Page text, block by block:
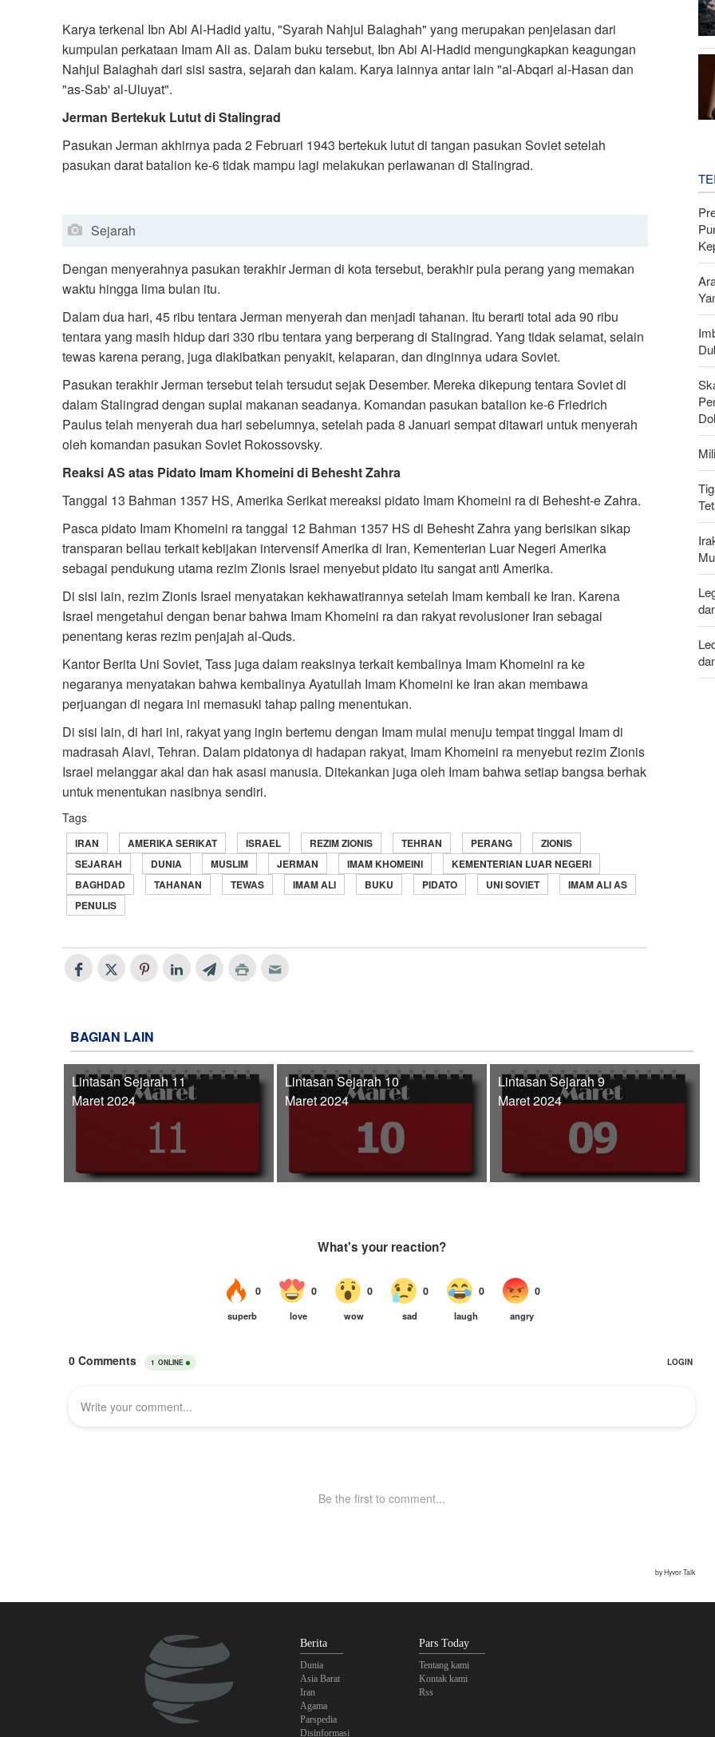
Karya terkenal Ibn Abi Al-Hadid yaitu, "Syarah Nahjul Balaghah" yang merupakan penjelasan dari
kumpulan perkataan Imam Ali as. Dalam buku tersebut, Ibn Abi Al-Hadid mengungkapkan keagungan
Nahjul Balaghah dari sisi sastra, sejarah dan kalam. Karya lainnya antar lain "al-Abqari al-Hasan dan
"as-Sab' al-Uluyat".
Jerman Bertekuk Lutut di Stalingrad
Pasukan Jerman akhirnya pada 2 Februari 1943 bertekuk lutut di tangan pasukan Soviet setelah
pasukan darat batalion ke-6 tidak mampu lagi melakukan perlawanan di Stalingrad.
Sejarah
Dengan menyerahnya pasukan terakhir Jerman di kota tersebut, berakhir pula perang yang memakan
waktu hingga lima bulan itu.
Dalam dua hari, 45 ribu tentara Jerman menyerah dan menjadi tahanan. Itu berarti total ada 90 ribu
tentara yang masih hidup dari 330 ribu tentara yang berperang di Stalingrad. Yang tidak selamat, selain
tewas karena perang, juga diakibatkan penyakit, kelaparan, dan dinginnya udara Soviet.
Pasukan terakhir Jerman tersebut telah tersudut sejak Desember. Mereka dikepung tentara Soviet di
dalam Stalingrad dengan suplai makanan seadanya. Komandan pasukan batalion ke-6 Friedrich
Paulus telah menyerah dua hari sebelumnya, setelah pada 8 Januari sempat ditawari untuk menyerah
oleh komandan pasukan Soviet Rokossovsky.
Reaksi AS atas Pidato Imam Khomeini di Behesht Zahra
Tanggal 13 Bahman 1357 HS, Amerika Serikat mereaksi pidato Imam Khomeini ra di Behesht-e Zahra.
Pasca pidato Imam Khomeini ra tanggal 12 Bahman 1357 HS di Behesht Zahra yang berisikan sikap
transparan beliau terkait kebijakan intervensif Amerika di Iran, Kementerian Luar Negeri Amerika
sebagai pendukung utama rezim Zionis Israel menyebut pidato itu sangat anti Amerika.
Di sisi lain, rezim Zionis Israel menyatakan kekhawatirannya setelah Imam kembali ke Iran. Karena
Israel mengetahui dengan benar bahwa Imam Khomeini ra dan rakyat revolusioner Iran sebagai
penentang keras rezim penjajah al-Quds.
Kantor Berita Uni Soviet, Tass juga dalam reaksinya terkait kembalinya Imam Khomeini ra ke
negaranya menyatakan bahwa kembalinya Ayatullah Imam Khomeini ke Iran akan membawa
perjuangan di negara ini memasuki tahap paling menentukan.
Di sisi lain, di hari ini, rakyat yang ingin bertemu dengan Imam mulai menuju tempat tinggal Imam di
madrasah Alavi, Tehran. Dalam pidatonya di hadapan rakyat, Imam Khomeini ra menyebut rezim Zionis
Israel melanggar akal dan hak asasi manusia. Ditekankan juga oleh Imam bahwa setiap bangsa berhak
untuk menentukan nasibnya sendiri.
Tags
IRAN AMERIKA SERIKAT ISRAEL REZIM ZIONIS TEHRAN PERANG
ZIONIS
SEJARAH
DUNIA MUSLIM JERMAN IMAM KHOMEINI
KEMENTERIAN LUAR NEGERI
BAGHDAD
TAHANAN TEWAS IMAM ALI BUKU PIDATO UNI SOVIET
IMAM ALI AS
PENULIS
BAGIAN LAIN
Lintasan Sejarah 11
Maret 2024
Lintasan Sejarah 10
Maret 2024
Lintasan Sejarah 9
Maret 2024
Berita
Dunia
Asia Barat
Iran
Agama
Parspedia
Disinformasi
Pars Today
Tentang kami
Kontak kami
Rss